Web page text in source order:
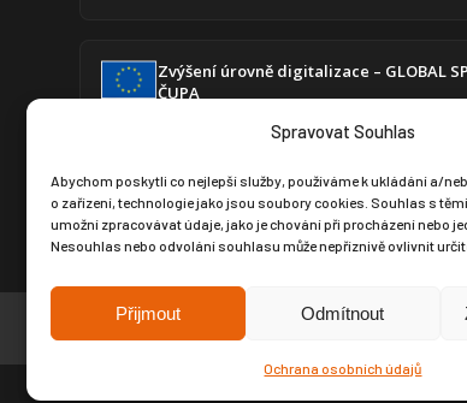
Spravovat Souhlas
Abychom poskytli co nejlepší služby, používáme k ukládání a/
o zařízení, technologie jako jsou soubory cookies. Souhlas s
umožní zpracovávat údaje, jako je chování při procházení nebo
Nesouhlas nebo odvolání souhlasu může nepříznivě ovlivnit
Přijmout Odmítnout
Ochrana osobních údajů
Zvýšení úrovně digitalizace – GLOBAL
ČUPA
Posílení digitální infrastruktury prostřednictvím
moderního softwaru pro produktový design